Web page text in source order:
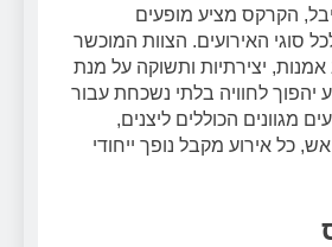
הקרקס מציע מופעים
סוגי האירועים. הצוות המוכשר
יצירתיות ותשוקה על מנת
יהפוך לחוויה בלתי נשכחת עבור
מגוונים הכוללים ליצנים,
כל אירוע מקבל נופך ייחודי